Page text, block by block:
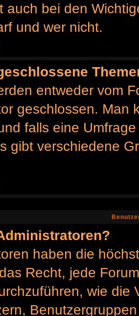
auch bei den
und wer nicht.
entweder vom
geschlossen. Man
falls eine
gibt verschiedene
haben die
Recht, jede
wie die